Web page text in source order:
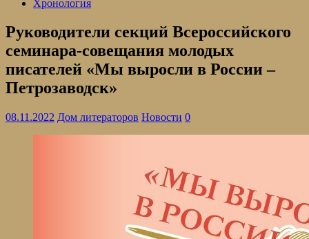
Хронология
Руководители секций Всероссийского
семинара-совещания молодых
писателей «Мы выросли в России –
Петрозаводск»
08.11.2022 Дом литераторов Новости 0